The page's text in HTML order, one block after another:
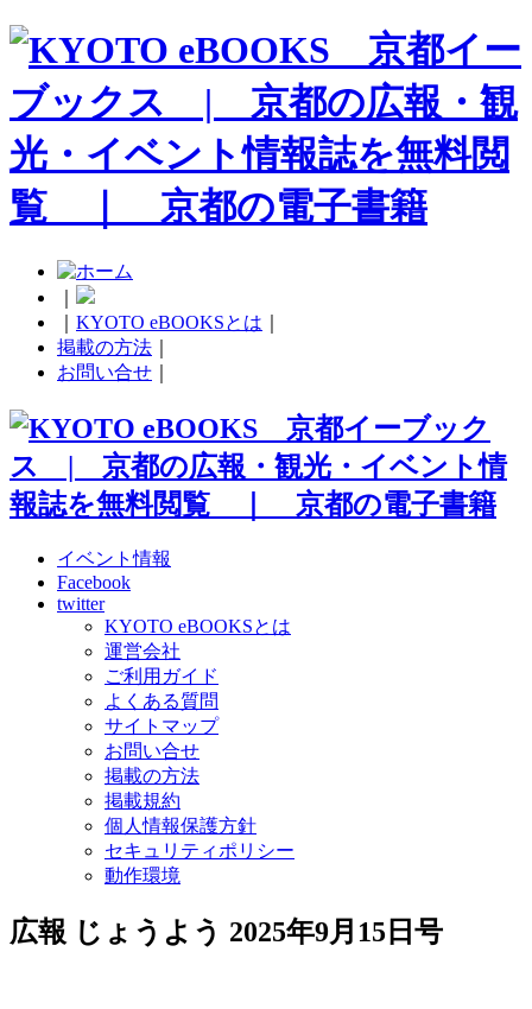
KYOTO eBOOKSとは
掲載の方法
お問い合せ
イベント情報
Facebook
twitter
KYOTO eBOOKSとは
運営会社
ご利用ガイド
よくある質問
サイトマップ
お問い合せ
掲載の方法
掲載規約
個人情報保護方針
セキュリティポリシー
動作環境
広報 じょうよう 2025年9月15日号